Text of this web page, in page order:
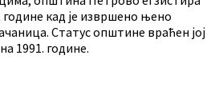
године кад је извршено њено
Статус општине враћен јој
1991. године.